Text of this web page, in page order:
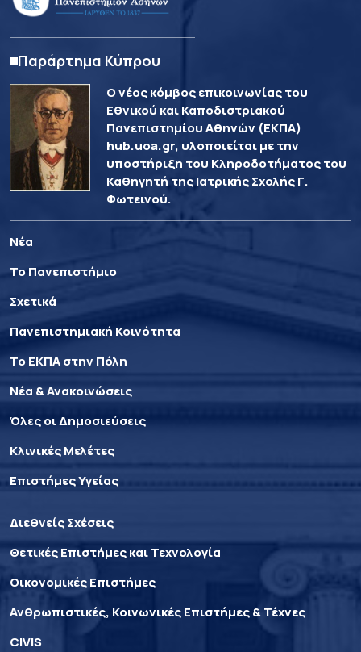
Παράρτημα Κύπρου
Ο νέος κόμβος επικοινωνίας του
Εθνικού και Καποδιστριακού
Πανεπιστημίου Αθηνών (ΕΚΠΑ)
hub.uoa.gr, υλοποιείται με την
υποστήριξη του Κληροδοτήματος του
Καθηγητή της Ιατρικής Σχολής Γ.
Φωτεινού.
Νέα
Το Πανεπιστήμιο
Σχετικά
Πανεπιστημιακή Κοινότητα
Το ΕΚΠΑ στην Πόλη
Νέα & Ανακοινώσεις
Όλες οι Δημοσιεύσεις
Κλινικές Μελέτες
Επιστήμες Υγείας
Διεθνείς Σχέσεις
Θετικές Επιστήμες και Τεχνολογία
Οικονομικές Επιστήμες
Ανθρωπιστικές, Κοινωνικές Επιστήμες & Τέχνες
CIVIS